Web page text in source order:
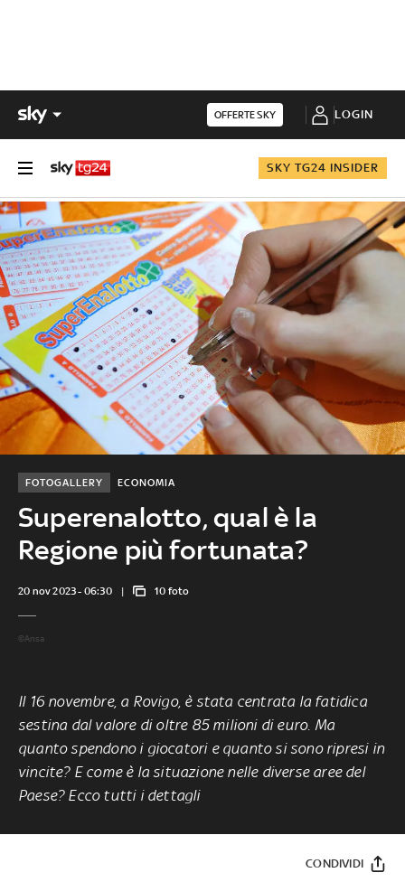
OFFERTE SKY LOGIN
SKY TG24 INSIDER
Superenalotto, qual è la
Regione più fortunata?
ECONOMIA
FOTOGALLERY
20 nov 2023 - 06:30 10 foto
©Ansa
Il 16 novembre, a Rovigo, è stata centrata la fatidica
sestina dal valore di oltre 85 milioni di euro. Ma
quanto spendono i giocatori e quanto si sono ripresi in
vincite? E come è la situazione nelle diverse aree del
Paese? Ecco tutti i dettagli
CONDIVIDI